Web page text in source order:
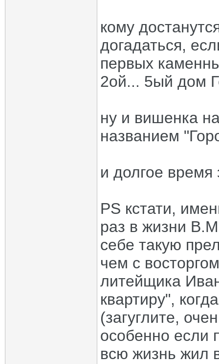
кому
догадаться,
первых
2ой... 5ый дом
ну и вишенка
названием
и долгое
PS кстати,
раз в жизни
себе такую
чем с
литейщика
квартиру",
(загуглите,
особенно если
всю жизнь жил